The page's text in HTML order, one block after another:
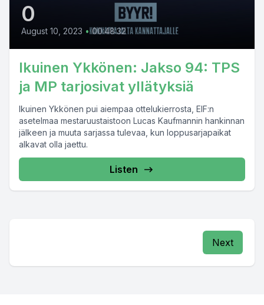
0
August 10, 2023 • 00:48:32
Ikuinen Ykkönen: Jakso 94: TPS
ja MP tarjosivat yllätyksiä
Ikuinen Ykkönen pui aiempaa ottelukierrosta, EIF:n
asetelmaa mestaruustaistoon Lucas Kaufmannin hankinnan
jälkeen ja muuta sarjassa tulevaa, kun loppusarjapaikat
alkavat olla jaettu.
Listen
Next